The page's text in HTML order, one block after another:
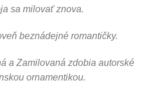
sa milovať znova.
beznádejné romantičky.
a Zamilovaná zdobia autorské
ornamentikou.